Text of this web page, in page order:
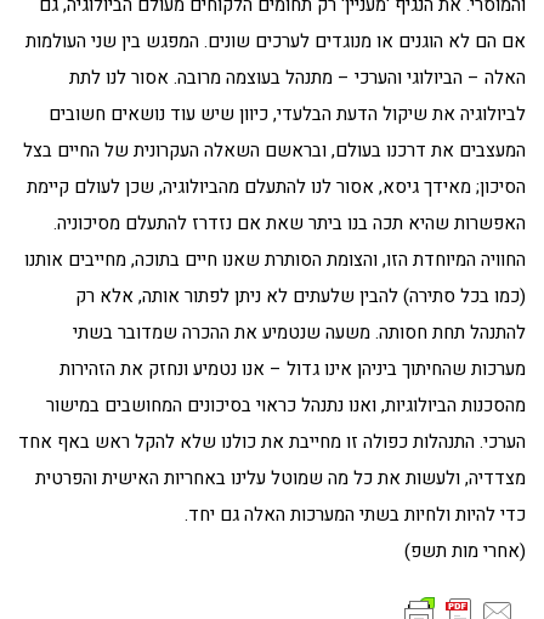
אם הם לא הוגנים או מנוגדים לערכים שונים. המפגש בין שני העולמות
האלה – הביולוגי והערכי – מתנהל בעוצמה מרובה. אסור לנו לתת
לביולוגיה את שיקול הדעת הבלעדי, כיוון שיש עוד נושאים חשובים
המעצבים את דרכנו בעולם, ובראשם השאלה העקרונית של החיים בצל
הסיכון; מאידך גיסא, אסור לנו להתעלם מהביולוגיה, שכן לעולם קיימת
האפשרות שהיא תכה בנו ביתר שאת אם נזדרז להתעלם מסיכוניה.
החוויה המיוחדת הזו, והצומת הסותרת שאנו חיים בתוכה, מחייבים אותנו
(כמו בכל סתירה) להבין שלעתים לא ניתן לפתור אותה, אלא רק
להתנהל תחת חסותה. משעה שנטמיע את ההכרה שמדובר בשתי
מערכות שהחיתוך ביניהן אינו גדול – אנו נטמיע ונחזק את הזהירות
מהסכנות הביולוגיות, ואנו נתנהל כראוי בסיכונים המחושבים במישור
הערכי. התנהלות כפולה זו מחייבת את כולנו שלא להקל ראש באף אחד
מצדדיה, ולעשות את כל מה שמוטל עלינו באחריות האישית והפרטית
כדי להיות ולחיות בשתי המערכות האלה גם יחד.
(אחרי מות תשפ)